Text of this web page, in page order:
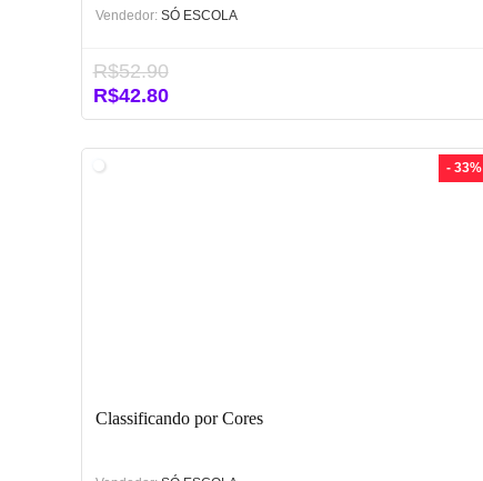
Vendedor: SÓ ESCOLA
R$52.90
O
preço
R$42.80O
preço
- 33%
Classificando por Cores